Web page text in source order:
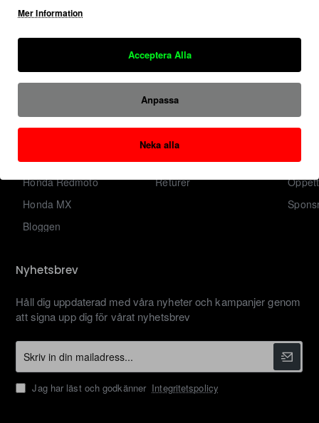
Om Oss
Om Oss
Villkor & Information
Honda Redmoto
Honda MX
Bloggen
Mitt Konto
Logga in
Nyhetsbrev
Returer
Nyhetsbrev
Håll dig uppdaterad med våra nyheter och kampanjer genom
att signa upp dig för vårat nyhetsbrev
Skriv
din
mailadress...
Jag har läst och godkänner Integritetspolicy
Mer Information
Acceptera Alla
Anpassa
Neka alla